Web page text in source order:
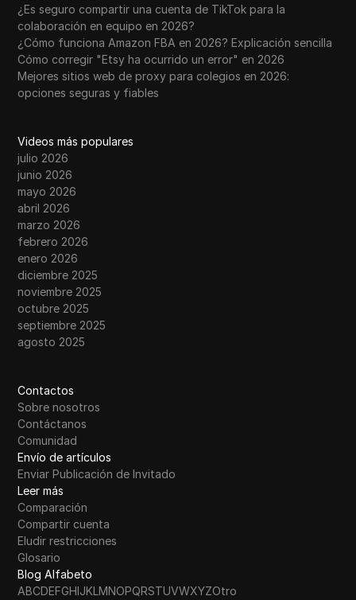
¿Es seguro compartir una cuenta de TikTok para la
colaboración en equipo en 2026?
¿Cómo funciona Amazon FBA en 2026? Explicación sencilla
Cómo corregir "Etsy ha ocurrido un error" en 2026
Mejores sitios web de proxy para colegios en 2026:
opciones seguras y fiables
Videos más populares
julio 2026
junio 2026
mayo 2026
abril 2026
marzo 2026
febrero 2026
enero 2026
diciembre 2025
noviembre 2025
octubre 2025
septiembre 2025
agosto 2025
Contactos
Sobre nosotros
Contáctanos
Comunidad
Envío de artículos
Enviar Publicación de Invitado
Leer más
Comparación
Compartir cuenta
Eludir restricciones
Glosario
Blog Alfabeto
ABCDEFGHIJKLMNOPQRSTUVWXYZOtro